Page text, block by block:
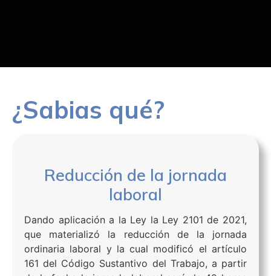
¿Sabias qué?
Reducción de la jornada
laboral
Dando aplicación a la Ley la Ley 2101 de 2021,
que materializó la reducción de la jornada
ordinaria laboral y la cual modificó el artículo
161 del Código Sustantivo del Trabajo, a partir